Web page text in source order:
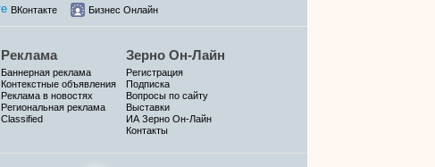
ВКонтакте Бизнес Онлайн
Реклама
Баннерная реклама
Контекстные объявления
Реклама в новостях
Региональная реклама
Classified
Зерно Он-Лайн
Регистрация
Подписка
Вопросы по сайту
Выставки
ИА Зерно Он-Лайн
Контакты